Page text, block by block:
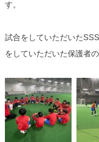
す。
試合をしていただいた
をしていただいた保護者